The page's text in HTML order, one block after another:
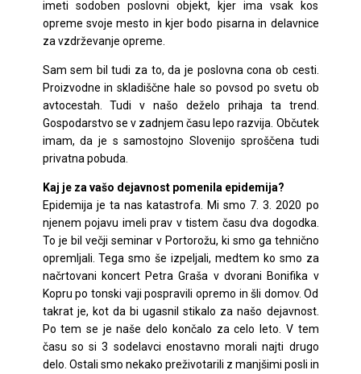
imeti sodoben poslovni objekt, kjer ima vsak kos
opreme svoje mesto in kjer bodo pisarna in delavnice
za vzdrževanje opreme.
Sam sem bil tudi za to, da je poslovna cona ob cesti.
Proizvodne in skladiščne hale so povsod po svetu ob
avtocestah. Tudi v našo deželo prihaja ta trend.
Gospodarstvo se v zadnjem času lepo razvija. Občutek
imam, da je s samostojno Slovenijo sproščena tudi
privatna pobuda.
Kaj je za vašo dejavnost pomenila epidemija?
Epidemija je ta nas katastrofa. Mi smo 7. 3. 2020 po
njenem pojavu imeli prav v tistem času dva dogodka.
To je bil večji seminar v Portorožu, ki smo ga tehnično
opremljali. Tega smo še izpeljali, medtem ko smo za
načrtovani koncert Petra Graša v dvorani Bonifika v
Kopru po tonski vaji pospravili opremo in šli domov. Od
takrat je, kot da bi ugasnil stikalo za našo dejavnost.
Po tem se je naše delo končalo za celo leto. V tem
času so si 3 sodelavci enostavno morali najti drugo
delo. Ostali smo nekako preživotarili z manjšimi posli in